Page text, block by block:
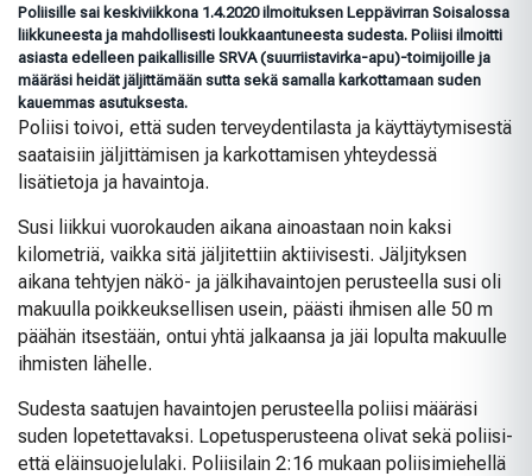
Poliisille sai keskiviikkona 1.4.2020 ilmoituksen Leppävirran Soisalossa
liikkuneesta ja mahdollisesti loukkaantuneesta sudesta. Poliisi ilmoitti
asiasta edelleen paikallisille SRVA (suurriistavirka-apu)-toimijoille ja
määräsi heidät jäljittämään sutta sekä samalla karkottamaan suden
kauemmas asutuksesta.
Poliisi toivoi, että suden terveydentilasta ja käyttäytymisestä
saataisiin jäljittämisen ja karkottamisen yhteydessä
lisätietoja ja havaintoja.
Susi liikkui vuorokauden aikana ainoastaan noin kaksi
kilometriä, vaikka sitä jäljitettiin aktiivisesti. Jäljityksen
aikana tehtyjen näkö- ja jälkihavaintojen perusteella susi oli
makuulla poikkeuksellisen usein, päästi ihmisen alle 50 m
päähän itsestään, ontui yhtä jalkaansa ja jäi lopulta makuulle
ihmisten lähelle.
Sudesta saatujen havaintojen perusteella poliisi määräsi
suden lopetettavaksi. Lopetusperusteena olivat sekä poliisi-
että eläinsuojelulaki. Poliisilain 2:16 mukaan poliisimiehellä